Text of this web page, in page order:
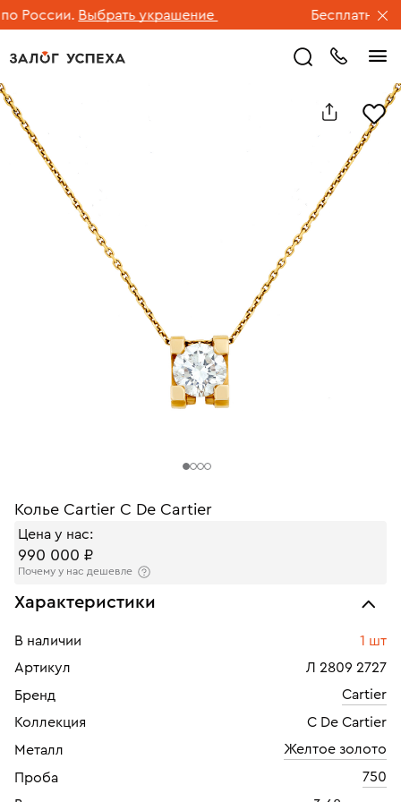
России. Выбрать украшение Бесплатная
Колье Cartier C De Cartier
Цена у нас:
990 000 ₽
Почему у нас дешевле
Характеристики
В наличии
1 шт
Артикул
Л 2809 2727
Бренд
Cartier
Коллекция
C De Cartier
Металл
Желтое золото
Проба
750